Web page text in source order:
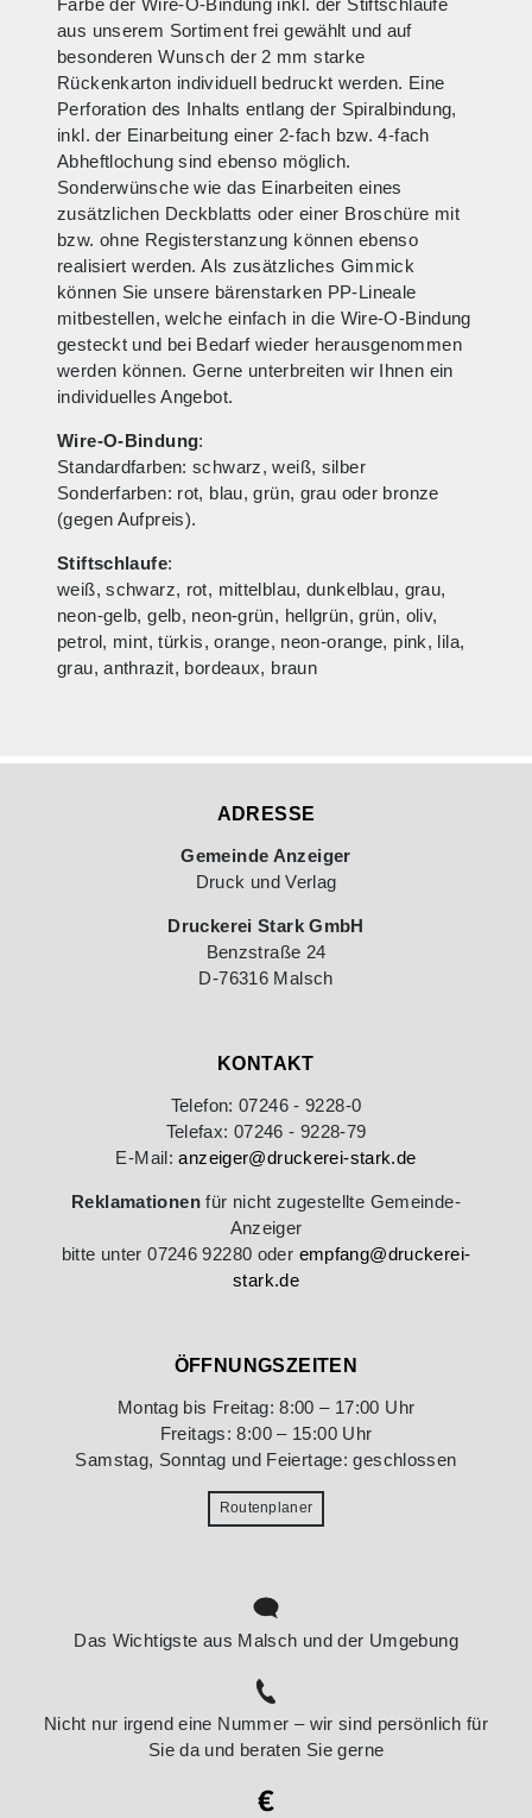
Farbe der Wire-O-Bindung inkl. der Stiftschlaufe
aus unserem Sortiment frei gewählt und auf
besonderen Wunsch der 2 mm starke
Rückenkarton individuell bedruckt werden. Eine
Perforation des Inhalts entlang der Spiralbindung,
inkl. der Einarbeitung einer 2-fach bzw. 4-fach
Abheftlochung sind ebenso möglich.
Sonderwünsche wie das Einarbeiten eines
zusätzlichen Deckblatts oder einer Broschüre mit
bzw. ohne Registerstanzung können ebenso
realisiert werden. Als zusätzliches Gimmick
können Sie unsere bärenstarken PP-Lineale
mitbestellen, welche einfach in die Wire-O-Bindung
gesteckt und bei Bedarf wieder herausgenommen
werden können. Gerne unterbreiten wir Ihnen ein
individuelles Angebot.
Wire-O-Bindung:
Standardfarben: schwarz, weiß, silber
Sonderfarben: rot, blau, grün, grau oder bronze
(gegen Aufpreis).
Stiftschlaufe:
weiß, schwarz, rot, mittelblau, dunkelblau, grau,
neon-gelb, gelb, neon-grün, hellgrün, grün, oliv,
petrol, mint, türkis, orange, neon-orange, pink, lila,
grau, anthrazit, bordeaux, braun
ADRESSE
Gemeinde Anzeiger
Druck und Verlag
Druckerei Stark GmbH
Benzstraße 24
D-76316 Malsch
KONTAKT
Telefon: 07246 - 9228-0
Telefax: 07246 - 9228-79
E-Mail:anzeiger@druckerei-stark.de
Reklamationenfür nicht zugestellte Gemeinde-
Anzeiger
bitte unter 07246 92280 oder empfang@druckerei-
stark.de
ÖFFNUNGSZEITEN
Montag bis Freitag: 8:00 – 17:00 Uhr
Freitags: 8:00 – 15:00 Uhr
Samstag, Sonntag und Feiertage: geschlossen
Routenplaner
Das Wichtigste aus Malsch und der Umgebung
Nicht nur irgend eine Nummer – wir sind persönlich für
Sie da und beraten Sie gerne